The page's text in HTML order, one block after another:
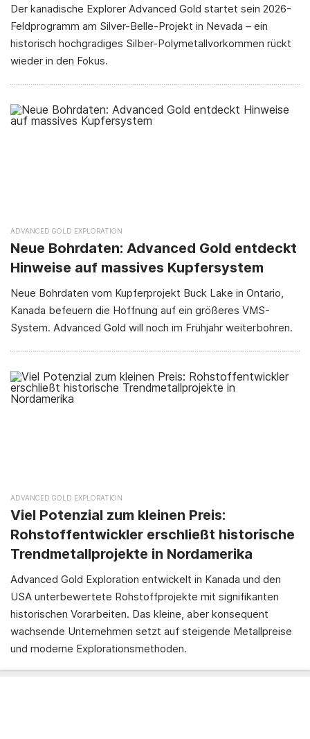
Der kanadische Explorer Advanced Gold startet sein 2026-
Feldprogramm am Silver-Belle-Projekt in Nevada – ein
historisch hochgradiges Silber-Polymetallvorkommen rückt
wieder in den Fokus.
ADVANCED GOLD EXPLORATION
Neue Bohrdaten: Advanced Gold entdeckt
Hinweise auf massives Kupfersystem
Neue Bohrdaten vom Kupferprojekt Buck Lake in Ontario,
Kanada befeuern die Hoffnung auf ein größeres VMS-
System. Advanced Gold will noch im Frühjahr weiterbohren.
ADVANCED GOLD EXPLORATION
Viel Potenzial zum kleinen Preis:
Rohstoffentwickler erschließt historische
Trendmetallprojekte in Nordamerika
Advanced Gold Exploration entwickelt in Kanada und den
USA unterbewertete Rohstoffprojekte mit signifikanten
historischen Vorarbeiten. Das kleine, aber konsequent
wachsende Unternehmen setzt auf steigende Metallpreise
und moderne Explorationsmethoden.